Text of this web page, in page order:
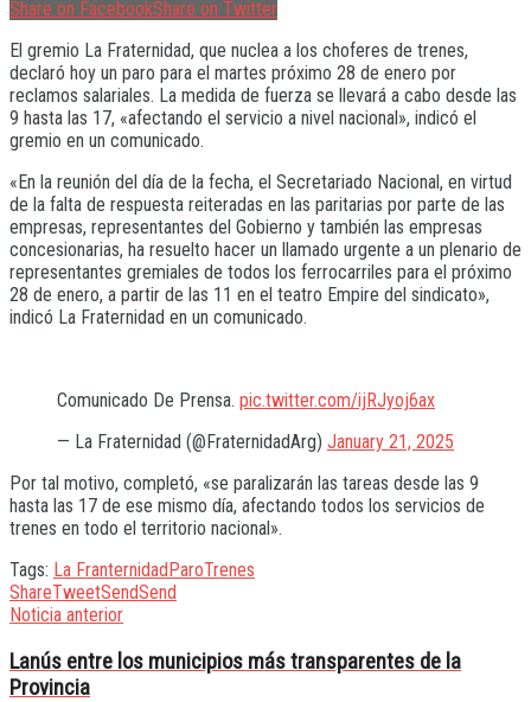
Share on FacebookShare on Twitter
El gremio La Fraternidad, que nuclea a los choferes de trenes,
declaró hoy un paro para el martes próximo 28 de enero por
reclamos salariales. La medida de fuerza se llevará a cabo desde las
9 hasta las 17, «afectando el servicio a nivel nacional», indicó el
gremio en un comunicado.
«En la reunión del día de la fecha, el Secretariado Nacional, en virtud
de la falta de respuesta reiteradas en las paritarias por parte de las
empresas, representantes del Gobierno y también las empresas
concesionarias, ha resuelto hacer un llamado urgente a un plenario de
representantes gremiales de todos los ferrocarriles para el próximo
28 de enero, a partir de las 11 en el teatro Empire del sindicato»,
indicó La Fraternidad en un comunicado.
Comunicado De Prensa. pic.twitter.com/ijRJyoj6ax
— La Fraternidad (@FraternidadArg) January 21, 2025
Por tal motivo, completó, «se paralizarán las tareas desde las 9
hasta las 17 de ese mismo día, afectando todos los servicios de
trenes en todo el territorio nacional».
Tags: La FranternidadParoTrenes
ShareTweetSendSend
Noticia anterior
Lanús entre los municipios más transparentes de la
Provincia